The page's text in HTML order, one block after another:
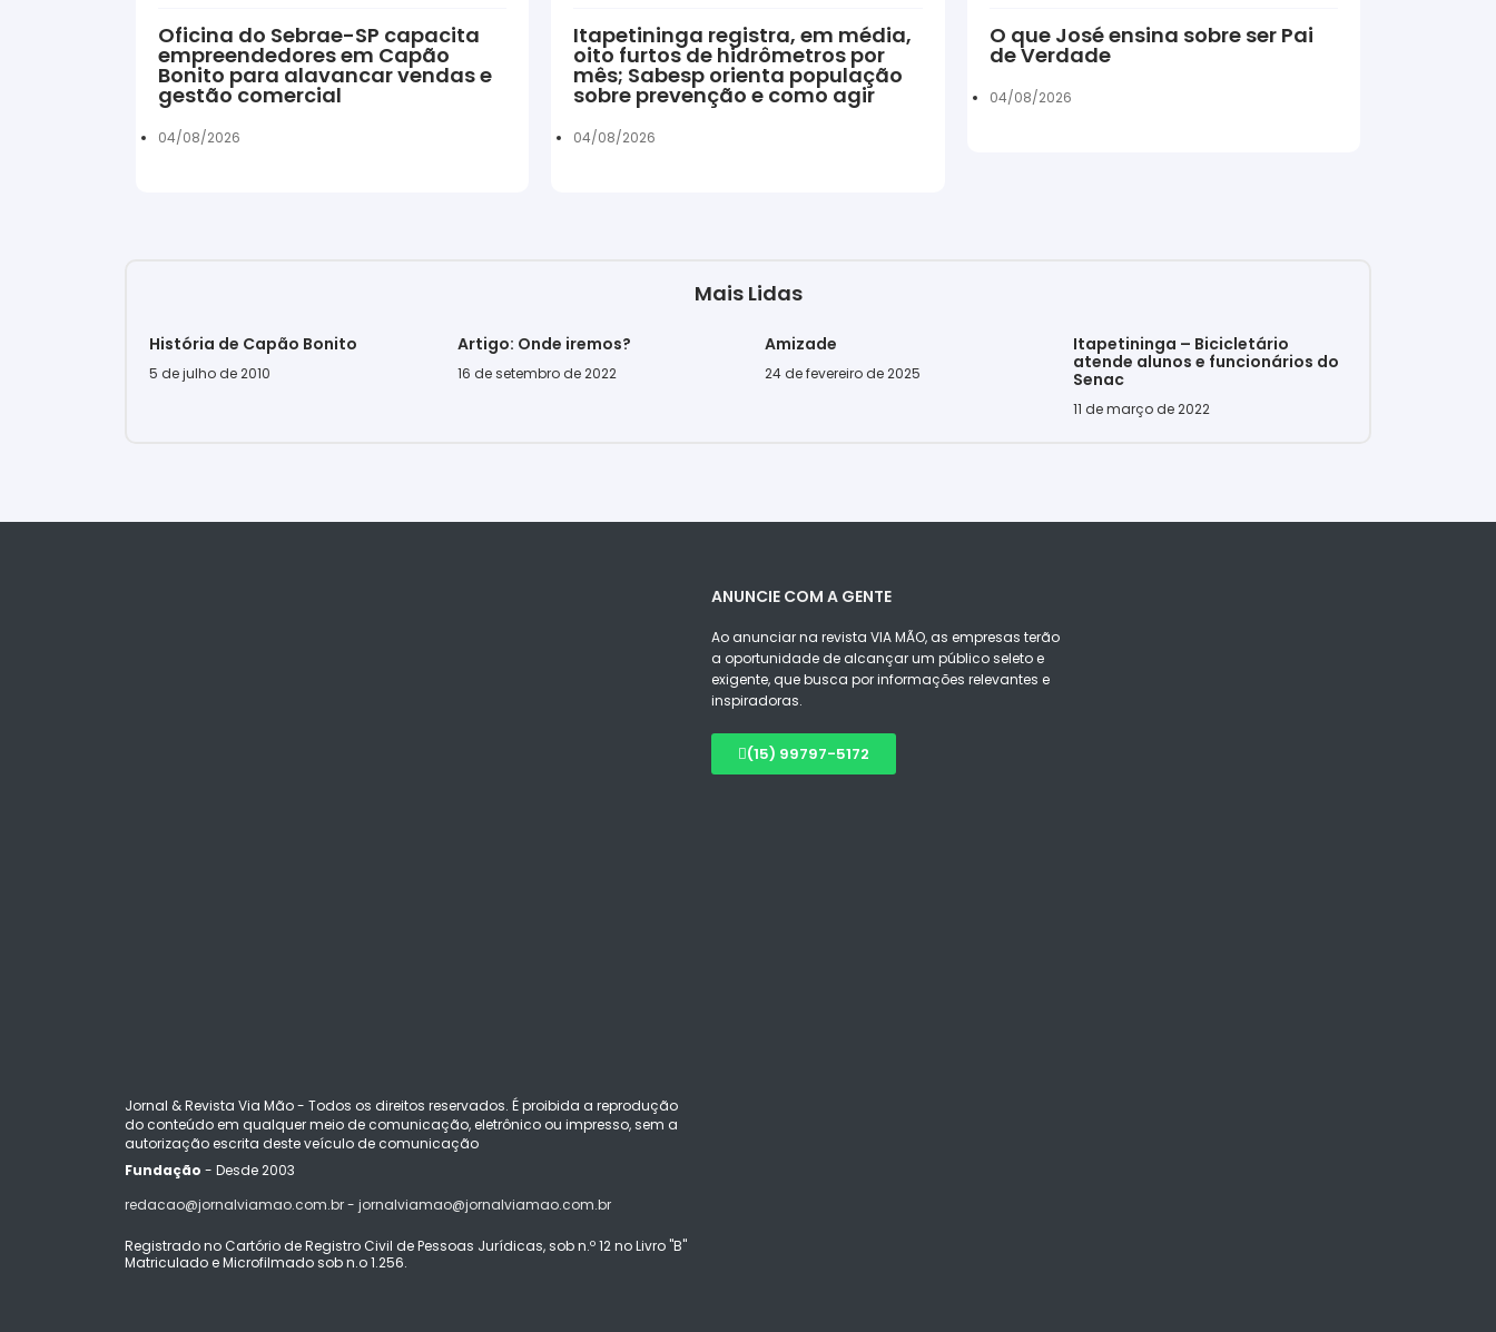
Oficina do Sebrae-SP capacita
empreendedores em Capão
Bonito para alavancar vendas e
gestão comercial
04/08/2026
Itapetininga registra, em média,
oito furtos de hidrômetros por
mês; Sabesp orienta população
sobre prevenção e como agir
04/08/2026
O que José ensina sobre ser Pai
de Verdade
04/08/2026
Mais Lidas
História de Capão Bonito
5 de julho de 2010
Artigo: Onde iremos?
16 de setembro de 2022
Amizade
24 de fevereiro de 2025
Itapetininga – Bicicletário
atende alunos e funcionários do
Senac
11 de março de 2022
Jornal & Revista Via Mão - Todos os direitos reservados. É proibida a reprodução
do conteúdo em qualquer meio de comunicação, eletrônico ou impresso, sem a
autorização escrita deste veículo de comunicação
Fundação - Desde 2003
redacao@jornalviamao.com.br - jornalviamao@jornalviamao.com.br
Registrado no Cartório de Registro Civil de Pessoas Jurídicas, sob n.º 12 no Livro "B"
Matriculado e Microfilmado sob n.o 1.256.
ANUNCIE COM A GENTE
Ao anunciar na revista VIA MÃO, as empresas terão
a oportunidade de alcançar um público seleto e
exigente, que busca por informações relevantes e
inspiradoras.
(15) 99797-5172